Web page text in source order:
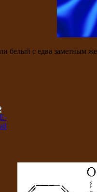
белый с едва заметным